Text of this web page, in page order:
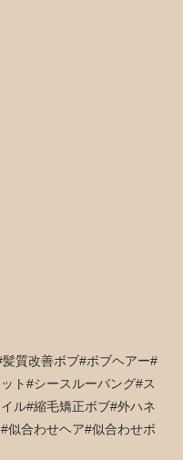
質改善ボブ#ボブヘアー#
ト#シースルーバング#ス
ル#縮毛矯正ボブ#外ハネ
似合わせヘア#似合わせボ